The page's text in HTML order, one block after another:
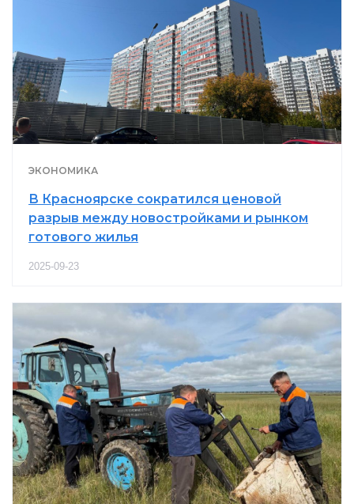
ЭКОНОМИКА
В Красноярске сократился ценовой
разрыв между новостройками и рынком
готового жилья
2025-09-23